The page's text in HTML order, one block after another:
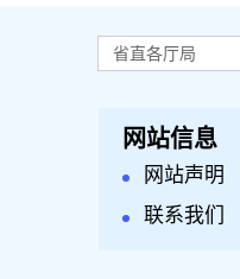
省直各厅局
网站信息
网站声明
联系我们